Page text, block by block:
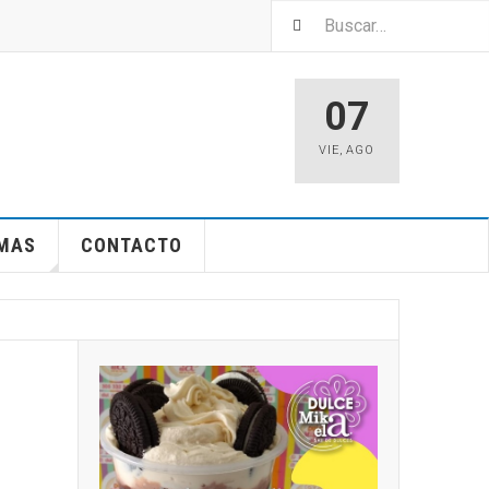
07
VIE,AGO
CONTACTO